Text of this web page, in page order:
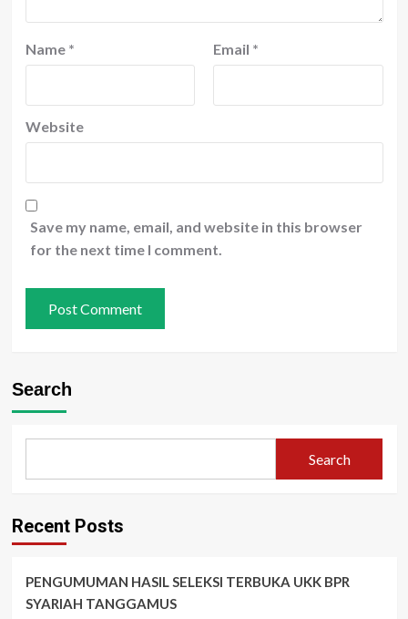
Name * Email *
Website
Save my name, email, and website in this browser
for the next time I comment.
Search
Search
Recent Posts
PENGUMUMAN HASIL SELEKSI TERBUKA UKK BPR
SYARIAH TANGGAMUS